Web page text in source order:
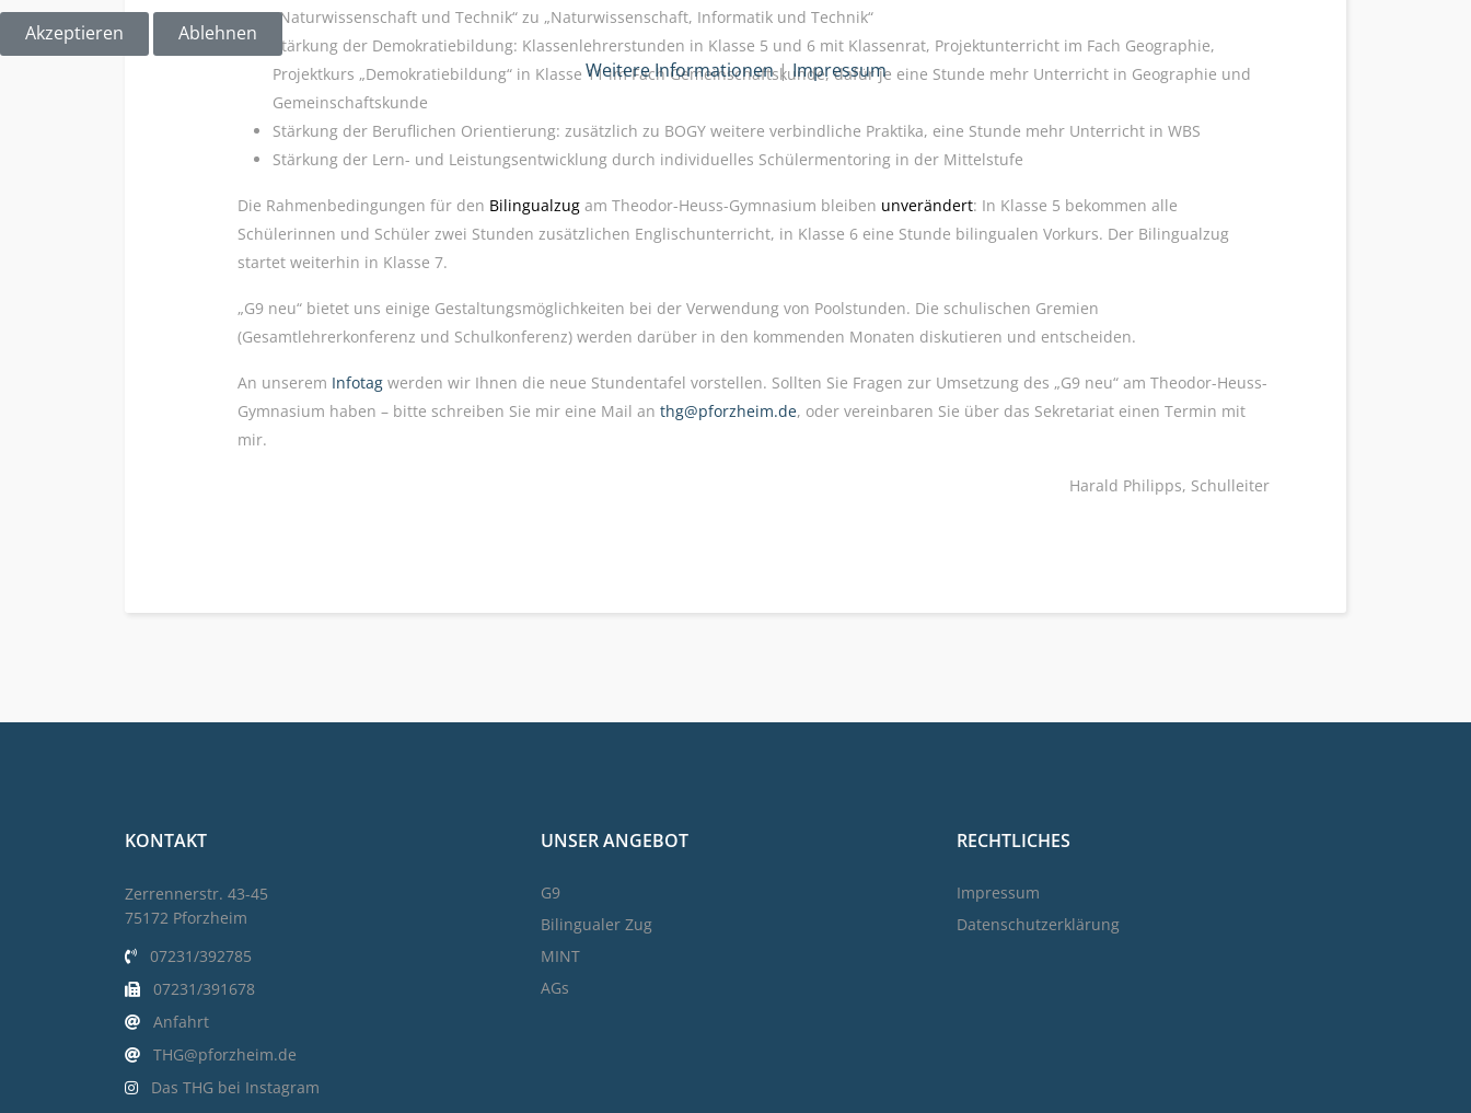
„Naturwissenschaft und Technik“ zu „Naturwissenschaft, Informatik und Technik“
Stärkung der Demokratiebildung: Klassenlehrerstunden in Klasse 5 und 6 mit Klassenrat, Projektunterricht im Fach Geographie,
Projektkurs „Demokratiebildung“ in Klasse 11 im Fach Gemeinschaftskunde, dafür je eine Stunde mehr Unterricht in Geographie und
Gemeinschaftskunde
Stärkung der Beruflichen Orientierung: zusätzlich zu BOGY weitere verbindliche Praktika, eine Stunde mehr Unterricht in WBS
Stärkung der Lern- und Leistungsentwicklung durch individuelles Schülermentoring in der Mittelstufe
Die Rahmenbedingungen für den Bilingualzug am Theodor-Heuss-Gymnasium bleiben unverändert: In Klasse 5 bekommen alle
Schülerinnen und Schüler zwei Stunden zusätzlichen Englischunterricht, in Klasse 6 eine Stunde bilingualen Vorkurs. Der Bilingualzug
startet weiterhin in Klasse 7.
„G9 neu“ bietet uns einige Gestaltungsmöglichkeiten bei der Verwendung von Poolstunden. Die schulischen Gremien
(Gesamtlehrerkonferenz und Schulkonferenz) werden darüber in den kommenden Monaten diskutieren und entscheiden.
An unserem Infotag werden wir Ihnen die neue Stundentafel vorstellen. Sollten Sie Fragen zur Umsetzung des „G9 neu“ am Theodor-Heuss-
Gymnasium haben – bitte schreiben Sie mir eine Mail an thg@pforzheim.de, oder vereinbaren Sie über das Sekretariat einen Termin mit
mir.
Harald Philipps, Schulleiter
KONTAKT
Zerrennerstr. 43-45
75172 Pforzheim
07231/392785
07231/391678
Anfahrt
THG@pforzheim.de
Das THG bei Instagram
UNSER ANGEBOT
G9
Bilingualer Zug
MINT
AGs
RECHTLICHES
Impressum
Datenschutzerklärung
Akzeptieren
Ablehnen
Weitere Informationen|Impressum